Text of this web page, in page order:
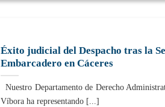
Éxito judicial del Despacho tras la
Embarcadero en Cáceres
Nuestro Departamento de Derecho
Víbora ha representando [...]